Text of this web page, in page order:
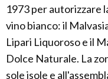
1973 per autorizzare
vino bianco: il
Lipari Liquoroso e il
Dolce Naturale. La
sole isole e